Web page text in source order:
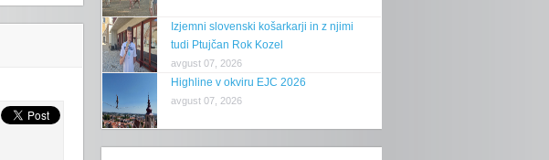
Izjemni slovenski košarkarji in z njimi
tudi Ptujčan Rok Kozel
avgust 07, 2026
Highline v okviru EJC 2026
avgust 07, 2026